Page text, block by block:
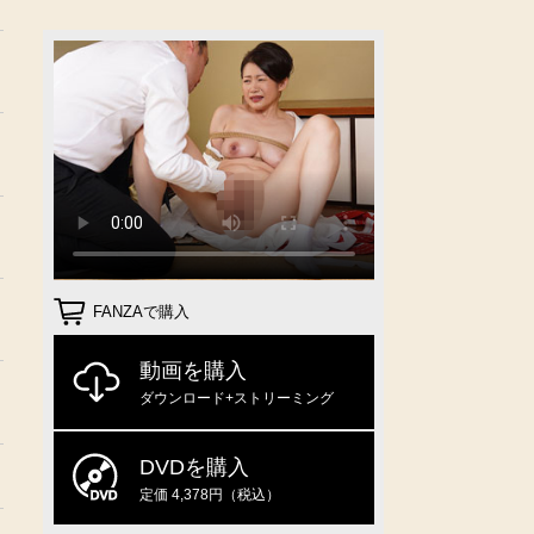
FANZAで購入
動画を購入
ダウンロード+ストリーミング
DVDを購入
定価 4,378円（税込）